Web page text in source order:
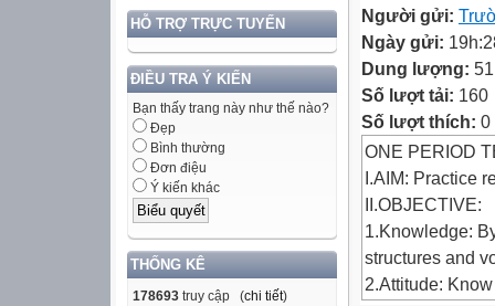
HỖ TRỢ TRỰC TUYẾN
ĐIỀU TRA Ý KIẾN
Bạn thấy trang này như thế nào?
Đẹp
Bình thường
Đơn điệu
Ý kiến khác
THỐNG KÊ
178693 truy cập (chi tiết)
Người gửi:
Ngày gửi:
Dung lượng:
Số lượt tải: 160
Số lượt thích: 0
ONE PERIOD
I.AIM: Practice
II.OBJECTIVE:
1.Knowledge:
structures and
2.Attitude: